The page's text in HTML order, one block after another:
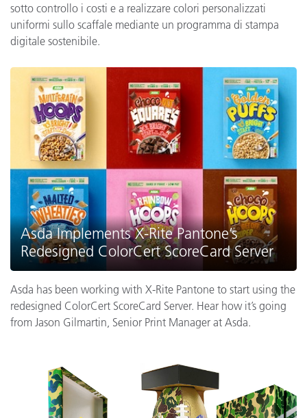
sotto controllo i costi e a realizzare colori personalizzati
uniformi sullo scaffale mediante un programma di stampa
digitale sostenibile.
Asda Implements X-Rite Pantone’s
Redesigned ColorCert ScoreCard Server
Asda has been working with X-Rite Pantone to start using the
redesigned ColorCert ScoreCard Server. Hear how it’s going
from Jason Gilmartin, Senior Print Manager at Asda.